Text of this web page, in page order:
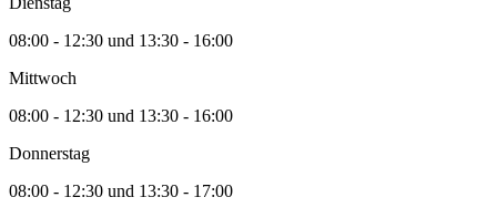
08:00 - 12:30 und 13:30 - 16:00
Mittwoch
08:00 - 12:30 und 13:30 - 16:00
Donnerstag
08:00 - 12:30 und 13:30 - 17:00